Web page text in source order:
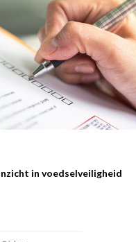
in voedselveiligheid